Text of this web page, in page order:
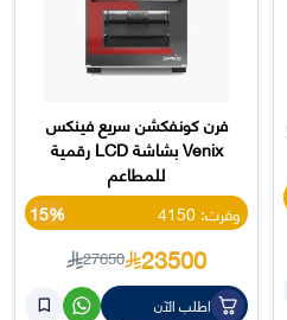
فرن كونفكشن سريع فينكس
Venix بشاشة LCD رقمية
للمطاعم
وفرت: 4150
15%
23500
27650
اطلب الآن